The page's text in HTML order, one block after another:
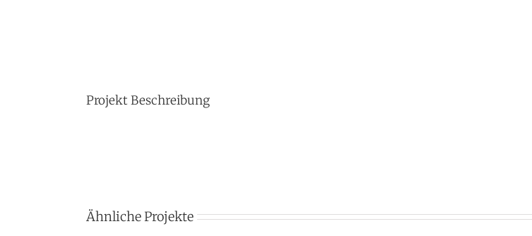
Projekt Beschreibung
Ähnliche Projekte